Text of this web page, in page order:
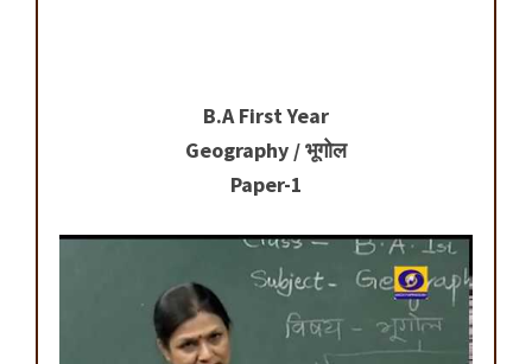
B.A First Year
Geography / भूगोल
Paper-1